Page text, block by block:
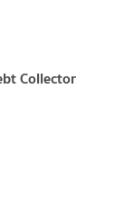
Collector